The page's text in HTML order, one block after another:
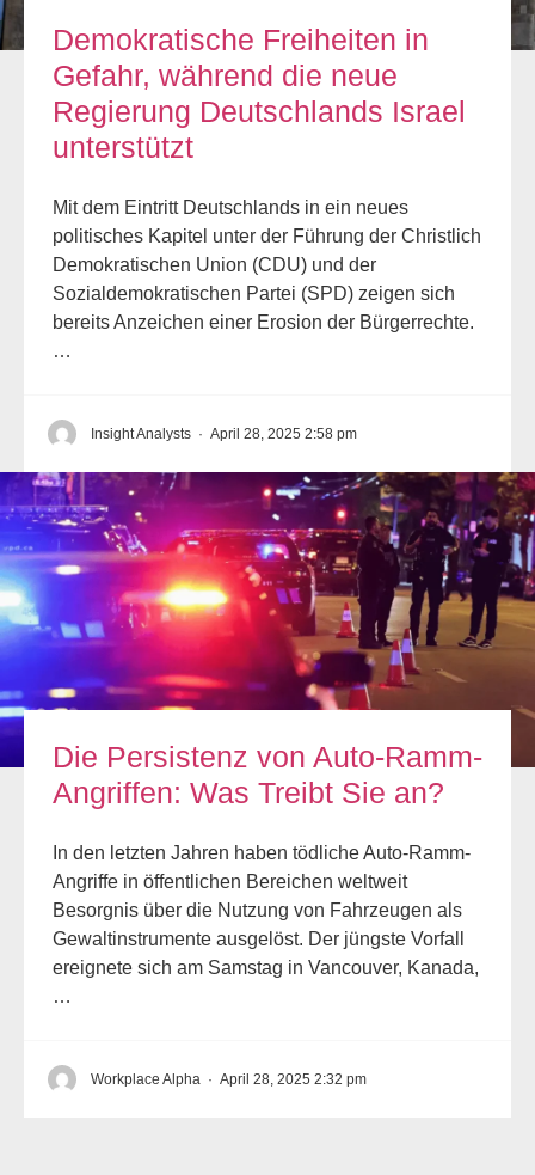
Demokratische Freiheiten in
Gefahr, während die neue
Regierung Deutschlands Israel
unterstützt
Mit dem Eintritt Deutschlands in ein neues
politisches Kapitel unter der Führung der Christlich
Demokratischen Union (CDU) und der
Sozialdemokratischen Partei (SPD) zeigen sich
bereits Anzeichen einer Erosion der Bürgerrechte.
…
Insight Analysts · April 28, 2025 2:58 pm
Die Persistenz von Auto-Ramm-
Angriffen: Was Treibt Sie an?
In den letzten Jahren haben tödliche Auto-Ramm-
Angriffe in öffentlichen Bereichen weltweit
Besorgnis über die Nutzung von Fahrzeugen als
Gewaltinstrumente ausgelöst. Der jüngste Vorfall
ereignete sich am Samstag in Vancouver, Kanada,
…
Workplace Alpha · April 28, 2025 2:32 pm